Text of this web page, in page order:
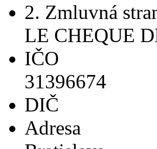
2. Zmluvná
LE CHEQUE
IČO
31396674
DIČ
Adresa